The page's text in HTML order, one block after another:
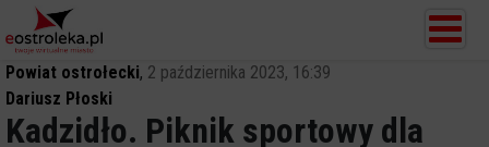
Powiat ostrołecki, 2 października 2023, 16:39
Dariusz Płoski
Kadzidło. Piknik sportowy dla